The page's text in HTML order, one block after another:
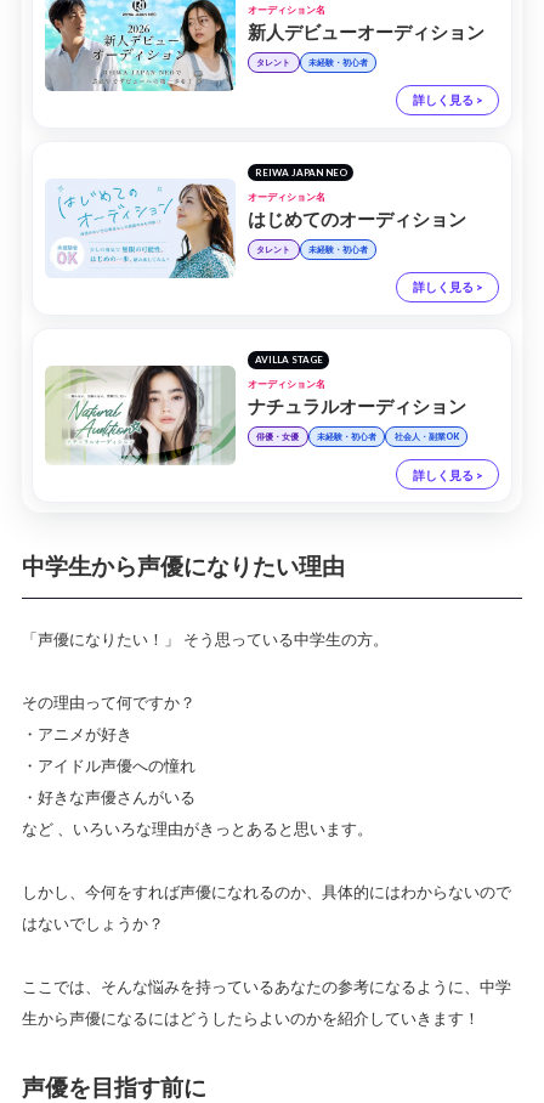
オーディション名
新人デビューオーディション
タレント 未経験・初心者
詳しく見る >
REIWA JAPAN NEO
オーディション名
はじめてのオーディション
タレント 未経験・初心者
詳しく見る >
AVILLA STAGE
オーディション名
ナチュラルオーディション
俳優・女優 未経験・初心者 社会人・副業OK
詳しく見る >
中学生から声優になりたい理由
「声優になりたい！」 そう思っている中学生の方。
その理由って何ですか？
・アニメが好き
・アイドル声優への憧れ
・好きな声優さんがいる
など 、いろいろな理由がきっとあると思います。
しかし、今何をすれば声優になれるのか、具体的にはわからないので
はないでしょうか？
ここでは、そんな悩みを持っているあなたの参考になるように、中学
生から声優になるにはどうしたらよいのかを紹介していきます！
声優を目指す前に